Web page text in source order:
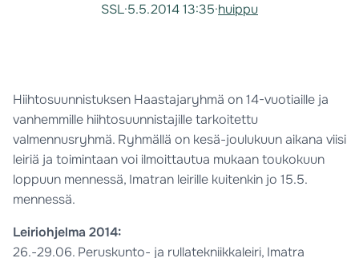
SSL·5.5.2014 13:35·huippu
Hiihtosuunnistuksen Haastajaryhmä on 14-vuotiaille ja
vanhemmille hiihtosuunnistajille tarkoitettu
valmennusryhmä. Ryhmällä on kesä-joulukuun aikana viisi
leiriä ja toimintaan voi ilmoittautua mukaan toukokuun
loppuun mennessä, Imatran leirille kuitenkin jo 15.5.
mennessä.
Leiriohjelma 2014:
26.-29.06. Peruskunto- ja rullatekniikkaleiri, Imatra